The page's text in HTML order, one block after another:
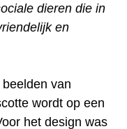
dieren die in
en
van
wordt op een
het design was